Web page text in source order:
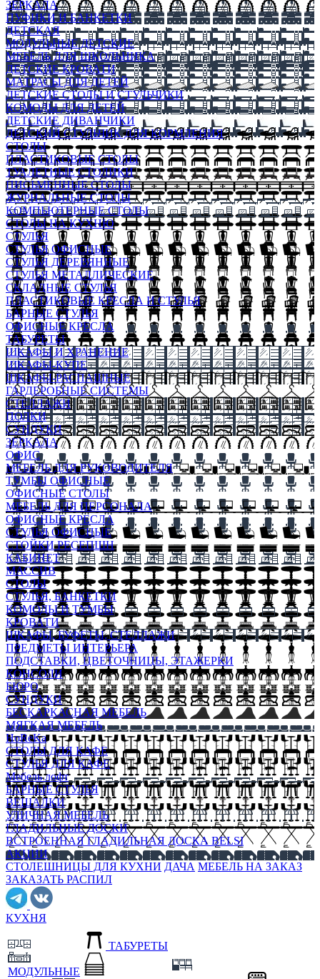
ЗЕРКАЛА
ПУФИКИ И БАНКЕТКИ
ДЕТСКАЯ
МОДУЛЬНЫЕ ДЕТСКИЕ
МЕБЕЛЬ ДЛЯ ШКОЛЬНИКА
ДЕТСКИЕ КРОВАТИ
МАТРАСЫ ДЛЯ ДЕТЕЙ
ДЕТСКИЕ СТОЛЫ И СТУЛЬЧИКИ
КОМОДЫ ДЛЯ ДЕТЕЙ
ДЕТСКИЕ ДИВАНЧИКИ
ДЕТСКИЙ СТУЛЬЧИК ДЛЯ КОРМЛЕНИЯ
СТОЛЫ
ПЛАСТИКОВЫЕ СТОЛЫ
ТУАЛЕТНЫЕ СТОЛИКИ
ПИСЬМЕННЫЕ СТОЛЫ
ЖУРНАЛЬНЫЕ СТОЛЫ
КОМПЬЮТЕРНЫЕ СТОЛЫ
СТОЛЫ НА КУХНЮ
СТУЛЬЯ
СТУЛЬЯ ОФИСНЫЕ
СТУЛЬЯ ДЕРЕВЯННЫЕ
СТУЛЬЯ МЕТАЛЛИЧЕСКИЕ
СКЛАДНЫЕ СТУЛЬЯ
ПЛАСТИКОВЫЕ КРЕСЛА И СТУЛЬЯ
БАРНЫЕ СТУЛЬЯ
ОФИСНЫЕ КРЕСЛА
ТАБУРЕТЫ
ШКАФЫ И ХРАНЕНИЕ
ШКАФЫ-КУПЕ
ШКАФЫ-РАСПАШНЫЕ
ГАРДЕРОБНЫЕ СИСТЕМЫ
СТЕЛЛАЖИ
ПОЛКИ
СУНДУКИ
ЗЕРКАЛА
ОФИС
МЕБЕЛЬ ДЛЯ РУКОВОДИТЕЛЯ
ТУМБЫ ОФИСНЫЕ
ОФИСНЫЕ СТОЛЫ
МЕБЕЛЬ ДЛЯ ПЕРСОНАЛА
ОФИСНЫЕ КРЕСЛА
СТУЛЬЯ ОФИСНЫЕ
СТОЙКИ РЕСЕПШН
КАБИНЕТ
МАССИВ
СТОЛЫ
СТУЛЬЯ, БАНКЕТКИ
КОМОДЫ И ТУМБЫ
КРОВАТИ
ШКАФЫ, БУФЕТЫ, СТЕЛЛАЖИ
ПРЕДМЕТЫ ИНТЕРЬЕРА
ПОДСТАВКИ, ЦВЕТОЧНИЦЫ, ЭТАЖЕРКИ
КОНСОЛИ
БЮРО
СУНДУКИ
БЕСКАРКАСНАЯ МЕБЕЛЬ
МЯГКАЯ МЕБЕЛЬ
HoReKa
СТОЛЫ ДЛЯ КАФЕ
СТУЛЬЯ ДЛЯ КАФЕ
Мебель лофт
БАРНЫЕ СТУЛЬЯ
ВЕШАЛКИ
УЛИЧНАЯ МЕБЕЛЬ
ГЛАДИЛЬНЫЕ ДОСКИ
ВСТРОЕННАЯ ГЛАДИЛЬНАЯ ДОСКА BELSI
АКЦИИ
СТОЛЕШНИЦЫ ДЛЯ КУХНИ ДАЧА МЕБЕЛЬ НА ЗАКАЗ
ЗАКАЗАТЬ РАСПИЛ
КУХНЯ
МОДУЛЬНЫЕ
ТАБУРЕТЫ